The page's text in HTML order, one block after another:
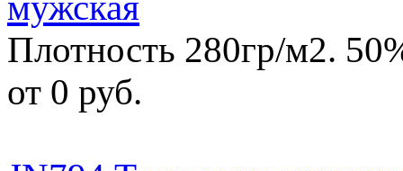
Плотность 280гр/м2.
от 0 руб.